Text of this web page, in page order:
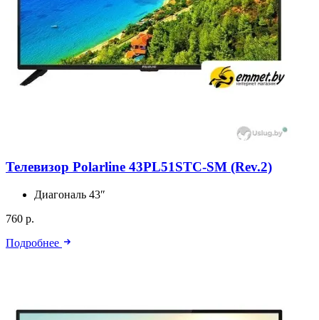
Телевизор Polarline 43PL51STC-SM (Rev.2)
Диагональ 43″
760 р.
Подробнее